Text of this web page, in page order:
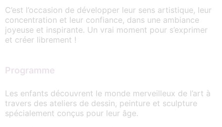
C’est l’occasion de développer leur sens artistique, leur
concentration et leur confiance, dans une ambiance
joyeuse et inspirante. Un vrai moment pour s’exprimer
et créer librement !
Programme
Les enfants découvrent le monde merveilleux de l’art à
travers des ateliers de dessin, peinture et sculpture
spécialement conçus pour leur âge.